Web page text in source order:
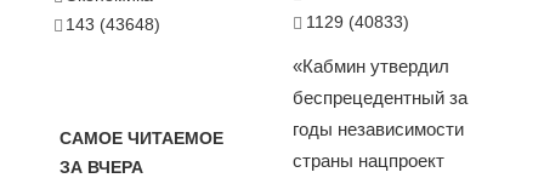
143 (43648)
САМОЕ ЧИТАЕМОЕ
ЗА ВЧЕРА
1129 (40833)
«Кабмин утвердил
беспрецедентный за
годы независимости
страны нацпроект